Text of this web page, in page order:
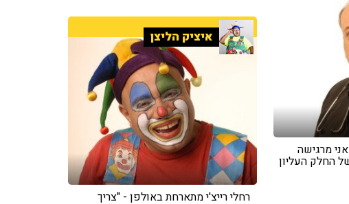
מרגישה
החלק העליון
איציק הליצן
רחלי רייצ'י מתארחת באולפן - "צריך